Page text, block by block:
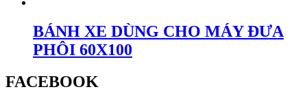
BÁNH XE DÙNG CHO MÁY ĐƯA
PHÔI 60X100
FACEBOOK